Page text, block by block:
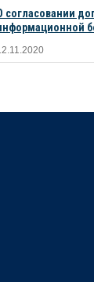
согласовании